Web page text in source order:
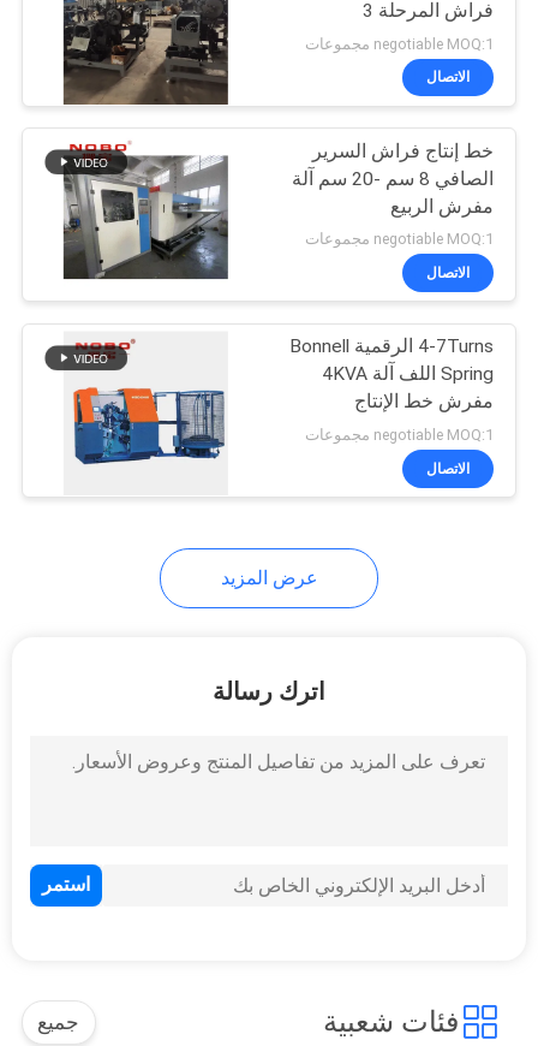
فراش المرحلة 3
negotiable MOQ:1 مجموعات
الاتصال
خط إنتاج فراش السرير
الصافي 8 سم -20 سم آلة
مفرش الربيع
negotiable MOQ:1 مجموعات
الاتصال
4-7Turns الرقمية Bonnell
Spring اللف آلة 4KVA
مفرش خط الإنتاج
negotiable MOQ:1 مجموعات
الاتصال
عرض المزيد
اترك رسالة
فئات شعبية جميع